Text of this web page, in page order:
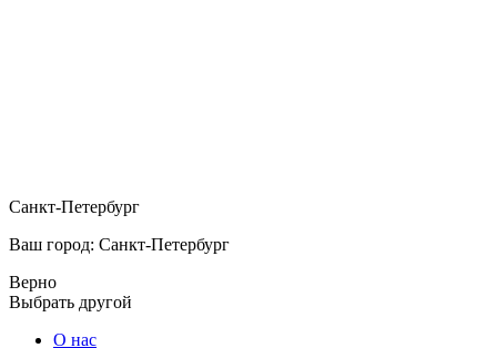
Санкт-Петербург
Ваш город: Санкт-Петербург
Верно
Выбрать другой
О нас